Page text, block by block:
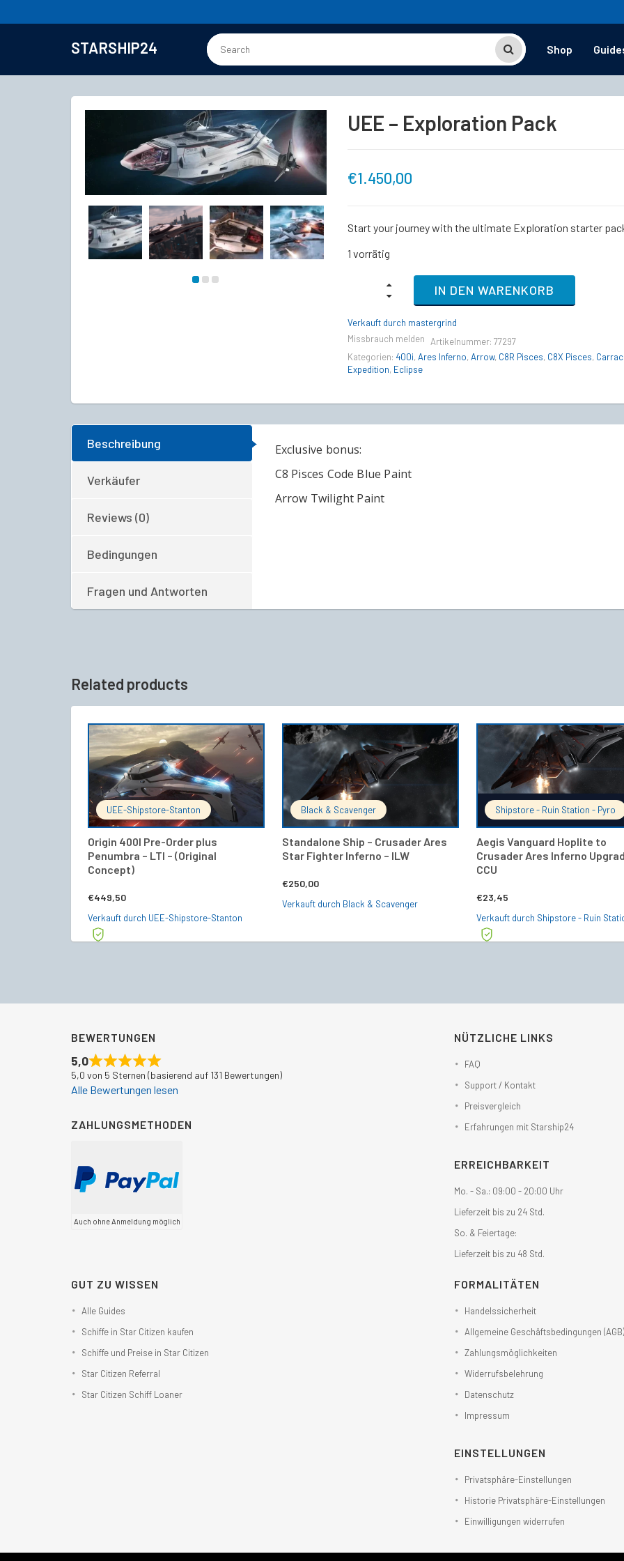
STARSHIP24 Shop
UEE – Exploration Pack
€1.450,00
Start your journey with the ultimate Exploration starter
1 vorrätig
Pack
IN DEN WARENKORB
Verkauft durch mastergrind
Missbrauch melden
Artikelnummer: 77297
Kategorien: 400i, Ares Inferno, Arrow, C8R Pisces, C8X Pisces,
Expedition, Eclipse
Beschreibung
Verkäufer
Reviews (0)
Bedingungen
Fragen und Antworten
Exclusive bonus:
C8 Pisces Code Blue Paint
Arrow Twilight Paint
Related products
UEE-Shipstore-Stanton
Origin 400I Pre-Order plus
Penumbra – LTI – (Original
Concept)
€449,50
IN DEN WARENKORB
Verkauft durch UEE-Shipstore-Stanton
Black & Scavenger
Standalone Ship – Crusader Ares
Star Fighter Inferno – ILW
€250,00
IN DEN WARENKORB
Verkauft durch Black & Scavenger
Shipstore - Ruin Station - Pyro
Aegis Vanguard Hoplite to
Crusader Ares Inferno
CCU
€23,45
IN DEN
Verkauft durch Shipstore - Ruin
BEWERTUNGEN
5,0
5,0 von 5 Sternen (basierend auf 131 Bewertungen)
Alle Bewertungen lesen
ZAHLUNGSMETHODEN
Auch ohne Anmeldung möglich
NÜTZLICHE LINKS
FAQ
Support / Kontakt
Preisvergleich
Erfahrungen mit Starship24
ERREICHBARKEIT
Mo. - Sa.: 09:00 - 20:00 Uhr
Lieferzeit bis zu 24 Std.
So. & Feiertage:
Lieferzeit bis zu 48 Std.
GUT ZU WISSEN
Alle Guides
Schiffe in Star Citizen kaufen
Schiffe und Preise in Star Citizen
Star Citizen Referral
Star Citizen Schiff Loaner
FORMALITÄTEN
Handelssicherheit
Allgemeine Geschäftsbedingungen (AGB)
Zahlungsmöglichkeiten
Widerrufsbelehrung
Datenschutz
Impressum
EINSTELLUNGEN
Privatsphäre-Einstellungen
Historie Privatsphäre-Einstellungen
Einwilligungen widerrufen